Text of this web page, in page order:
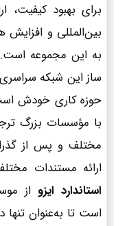
برای بهبود کیفیت،
بین‌المللی و
به این مجموعه است.
ساز این شبکه
حوزه کاری خودش
با مؤسسات بزرگ
مختلف و پس از
ارائه مستندات
استاندارد ایزو از
است تا به‌عنوان تنها